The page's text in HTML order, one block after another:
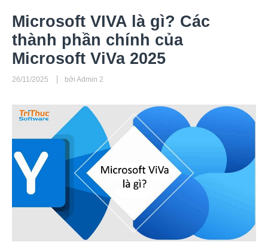
Microsoft VIVA là gì? Các
thành phần chính của
Microsoft ViVa 2025
26/11/2025 bởi Admin 2